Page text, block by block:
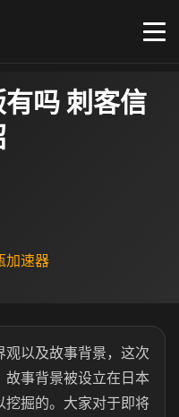
吗 刺客信
加速器
以及故事背景，这次
故事背景被设立在日本
挖掘的。大家对于即将